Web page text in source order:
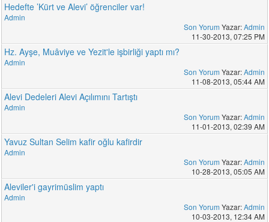
Hedefte ’Kürt ve Alevi’ öğrenciler var!
Admin
Son Yorum Yazar:Admin
11-30-2013, 07:25 PM
Hz. Ayşe, Muâviye ve Yezit'le işbirliği yaptı mı?
Admin
Son Yorum Yazar:Admin
11-08-2013, 05:44 AM
Alevi Dedeleri Alevi Açılımını Tartıştı
Admin
Son Yorum Yazar:Admin
11-01-2013, 02:39 AM
Yavuz Sultan Selim kafir oğlu kafirdir
Admin
Son Yorum Yazar:Admin
10-28-2013, 05:05 AM
Aleviler'i gayrimüslim yaptı
Admin
Son Yorum Yazar:Admin
10-03-2013, 12:34 AM